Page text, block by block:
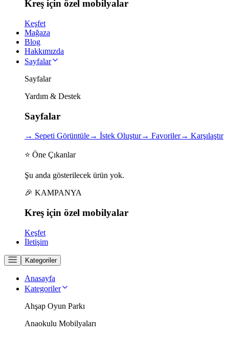
Kreş için özel mobilyalar
Keşfet
Mağaza
Blog
Hakkımızda
Sayfalar
Sayfalar
Yardım & Destek
Sayfalar
→ Sepeti Görüntüle→ İstek Oluştur→ Favoriler→ Karşılaştır
⭐ Öne Çıkanlar
Şu anda gösterilecek ürün yok.
🎉 KAMPANYA
Kreş için özel mobilyalar
Keşfet
İletişim
Kategoriler
Anasayfa
Kategoriler
Ahşap Oyun Parkı
Anaokulu Mobilyaları